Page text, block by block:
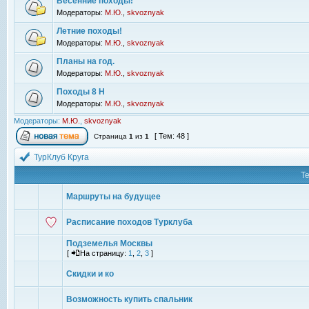
Модераторы: М.Ю. skvoznyak
Летние походы!
Модераторы: М.Ю. skvoznyak
Планы на год.
Модераторы: М.Ю. skvoznyak
Походы 8 Н
Модераторы: М.Ю. skvoznyak
Модераторы: М.Ю. skvoznyak
Страница 1 из 1 [ Тем: 48 ]
ТурКлуб Круга
Маршруты на будущее
Расписание походов Турклуба
Подземелья Москвы
[ На страницу: 1 2 3 ]
Скидки и ко
Возможность купить спальник